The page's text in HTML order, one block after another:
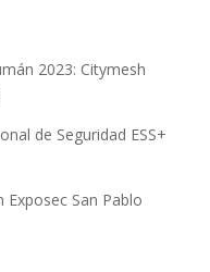
2023: Citymesh
de Seguridad ESS+
San Pablo